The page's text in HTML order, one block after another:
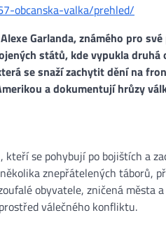
obcanska-valka/prehled/
Garlanda, známého pro
států, kde vypukla druhá
se snaží zachytit dění na
a dokumentují hrůzy
se pohybují po bojištích a
znepřátelených táborů,
obyvatele, zničená města
válečného konfliktu​.